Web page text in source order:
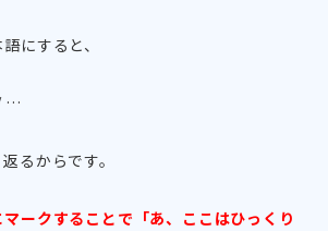
にすると、
…
るからです。
ークすることで「あ、ここはひっくり